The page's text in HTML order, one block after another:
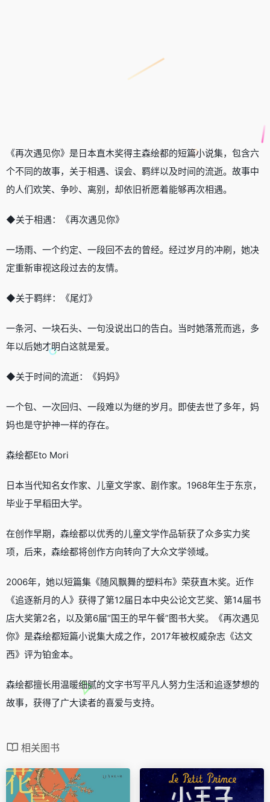
《再次遇见你》是日本直木奖得主森绘都的短篇小说集，包含六
个不同的故事，关于相遇、误会、羁绊以及时间的流逝。故事中
的人们欢笑、争吵、离别，却依旧祈愿着能够再次相遇。
◆关于相遇：《再次遇见你》
一场雨、一个约定、一段回不去的曾经。经过岁月的冲刷，她决
定重新审视这段过去的友情。
◆关于羁绊：《尾灯》
一条河、一块石头、一句没说出口的告白。当时她落荒而逃，多
年以后她才明白这就是爱。
◆关于时间的流逝：《妈妈》
一个包、一次回归、一段难以为继的岁月。即使去世了多年，妈
妈也是守护神一样的存在。
森绘都Eto Mori
日本当代知名女作家、儿童文学家、剧作家。1968年生于东京，
毕业于早稻田大学。
在创作早期，森绘都以优秀的儿童文学作品斩获了众多实力奖
项，后来，森绘都将创作方向转向了大众文学领域。
2006年，她以短篇集《随风飘舞的塑料布》荣获直木奖。近作
《追逐新月的人》获得了第12届日本中央公论文艺奖、第14届书
店大奖第2名，以及第6届“国王的早午餐”图书大奖。《再次遇见
你》是森绘都短篇小说集大成之作，2017年被权威杂志《达文
西》评为铂金本。
森绘都擅长用温暖细腻的文字书写平凡人努力生活和追逐梦想的
故事，获得了广大读者的喜爱与支持。
相关图书